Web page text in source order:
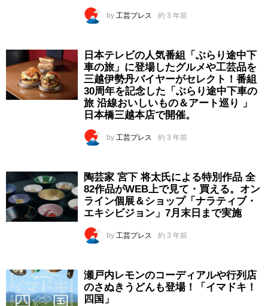
by 工芸プレス 約 3 年前
日本テレビの人気番組「ぶらり途中下
車の旅」に登場したグルメや工芸品を
三越伊勢丹バイヤーがセレクト！番組
30周年を記念した「ぶらり途中下車の
旅 沿線おいしいもの＆アート巡り 」
日本橋三越本店で開催。
by 工芸プレス 約 3 年前
陶芸家 宮下 将太氏による特別作品 全
82作品がWEB上で見て・買える。オン
ライン個展＆ショップ「ナラティブ・
エキシビジョン」7月末日まで実施
by 工芸プレス 約 3 年前
瀬戸内レモンのコーディアルや行列店
のさぬきうどんも登場！「イマドキ！
四国」